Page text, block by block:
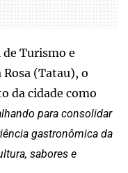
Turismo e
(Tatau), o
da cidade como
para consolidar
gastronômica da
sabores e